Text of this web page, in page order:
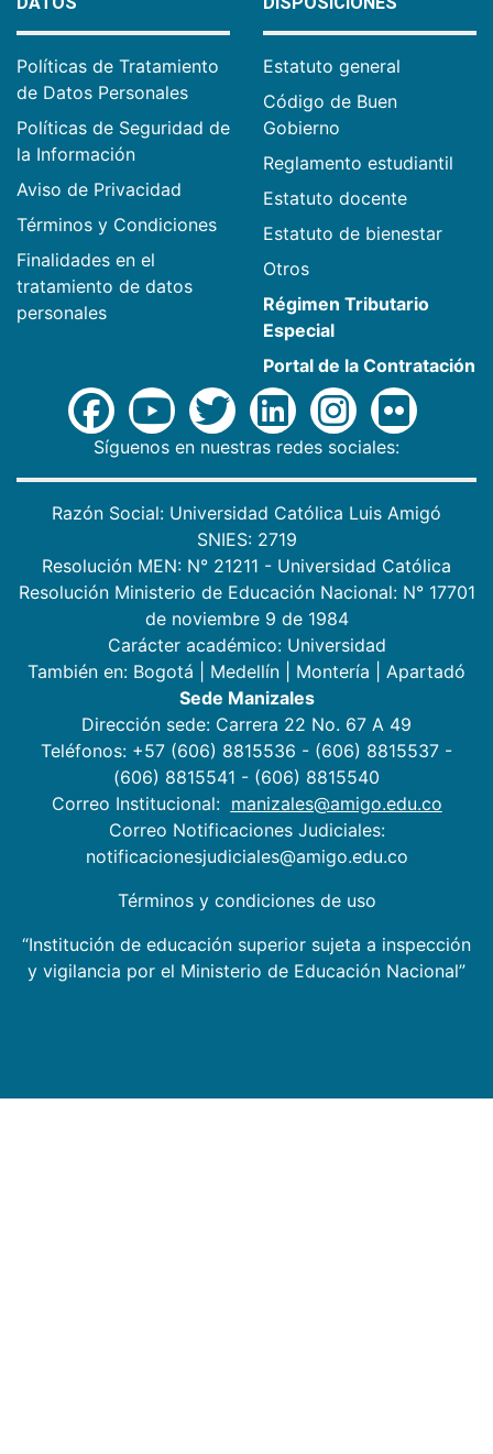
Políticas de Tratamiento
de Datos Personales
Políticas de Seguridad de
la Información
Aviso de Privacidad
Términos y Condiciones
Finalidades en el
tratamiento de datos
personales
Estatuto general
Código de Buen
Gobierno
Reglamento estudiantil
Estatuto docente
Estatuto de bienestar
Otros
Régimen Tributario
Especial
Portal de la Contratación
Síguenos en nuestras redes sociales:
Razón Social: Universidad Católica Luis Amigó
SNIES: 2719
Resolución MEN: N° 21211 - Universidad Católica
Resolución Ministerio de Educación Nacional: N° 17701
de noviembre 9 de 1984
Carácter académico: Universidad
También en: Bogotá Medellín Montería
Apartadó
Sede Manizales
Dirección sede: Carrera 22 No. 67 A 49
Teléfonos: +57 (606) 8815536 - (606) 8815537 -
(606) 8815541 - (606) 8815540
Correo Institucional: manizales@amigo.edu.co
Correo Notificaciones Judiciales:
notificacionesjudiciales@amigo.edu.co
Términos y condiciones de uso
“Institución de educación superior sujeta a inspección
y vigilancia por el Ministerio de Educación Nacional”